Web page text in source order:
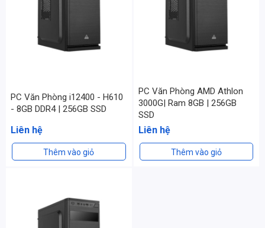
PC Văn Phòng i12400 - H610
- 8GB DDR4 | 256GB SSD
Liên hệ
Thêm vào giỏ
PC Văn Phòng AMD Athlon
3000G| Ram 8GB | 256GB
SSD
Liên hệ
Thêm vào giỏ